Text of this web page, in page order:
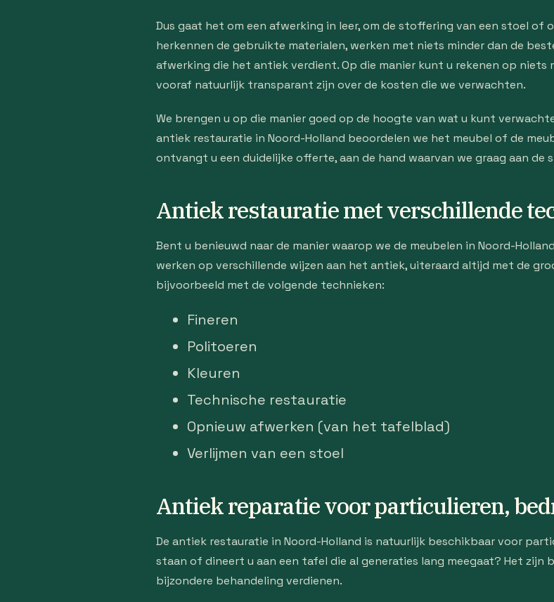
Dus gaat het om een afwerking in leer, om de stoffering van een stoel of
herkennen de gebruikte materialen, werken met niets minder dan de
afwerking die het antiek verdient. Op die manier kunt u rekenen op
vooraf natuurlijk transparant zijn over de kosten die we verwachten.
We brengen u op die manier goed op de hoogte van wat u kunt
antiek restauratie in Noord-Holland beoordelen we het meubel of de
ontvangt u een duidelijke offerte, aan de hand waarvan we graag aan de
Antiek restauratie met verschillende
Bent u benieuwd naar de manier waarop we de meubelen in Noord-
werken op verschillende wijzen aan het antiek, uiteraard altijd met de
bijvoorbeeld met de volgende technieken:
Fineren
Politoeren
Kleuren
Technische restauratie
Opnieuw afwerken (van het tafelblad)
Verlijmen van een stoel
Antiek reparatie voor particulieren,
De antiek restauratie in Noord-Holland is natuurlijk beschikbaar voor
staan of dineert u aan een tafel die al generaties lang meegaat? Het zijn
bijzondere behandeling verdienen.